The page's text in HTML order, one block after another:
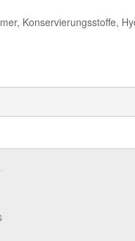
Konservierungsstoffe,